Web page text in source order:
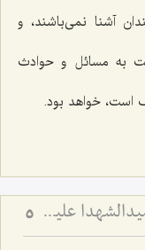
آشنا نمی‌باشند، و
به مسائل و حوادث
است، خواهد بود.
دیدگاه‌های مختلف راجع به قیام سیدالشهدا علیه السلام - بررسی اجمالی هدف قیام امام حسین علیه‌السلام 5